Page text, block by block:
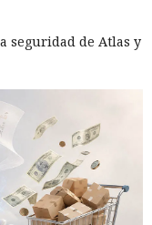
seguridad de Atlas y